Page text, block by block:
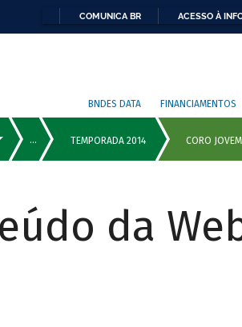
COMUNICA BR ACESSO À
BNDES DATA FINANCIAMENTOS
da